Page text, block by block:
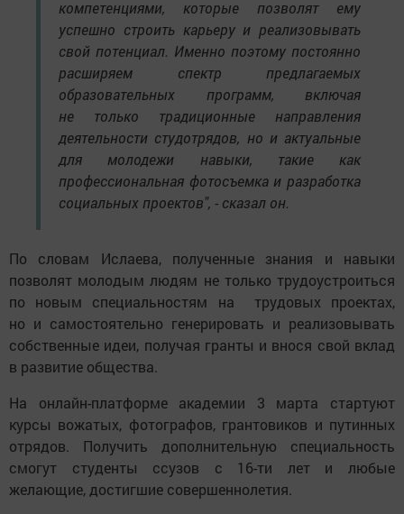
компетенциями, которые позволят ему
успешно строить карьеру и реализовывать
свой потенциал. Именно поэтому постоянно
расширяем спектр предлагаемых
образовательных программ, включая
не только традиционные направления
деятельности студотрядов, но и актуальные
для молодежи навыки, такие как
профессиональная фотосъемка и разработка
социальных проектов", - сказал он.
По словам Ислаева, полученные знания и навыки
позволят молодым людям не только трудоустроиться
по новым специальностям на трудовых проектах,
но и самостоятельно генерировать и реализовывать
собственные идеи, получая гранты и внося свой вклад
в развитие общества.
На онлайн-платформе академии 3 марта стартуют
курсы вожатых, фотографов, грантовиков и путинных
отрядов. Получить дополнительную специальность
смогут студенты ссузов с 16-ти лет и любые
желающие, достигшие совершеннолетия.